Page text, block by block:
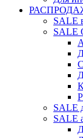
SALE
SALE
SALE
SALE